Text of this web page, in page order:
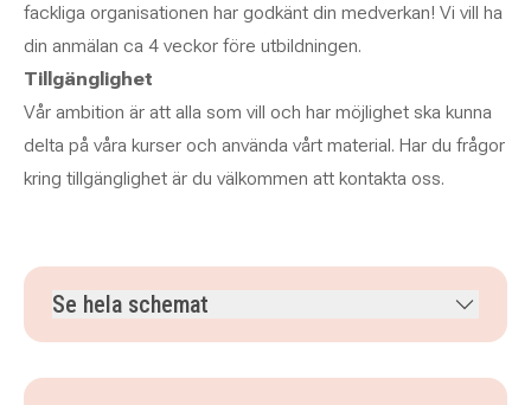
fackliga organisationen har godkänt din medverkan! Vi vill ha
din anmälan ca 4 veckor före utbildningen.
Tillgänglighet
Vår ambition är att alla som vill och har möjlighet ska kunna
delta på våra kurser och använda vårt material. Har du frågor
kring tillgänglighet är du välkommen att kontakta oss.
Se hela schemat